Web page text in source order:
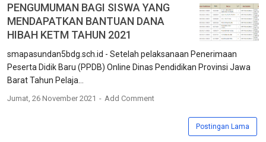
PENGUMUMAN BAGI SISWA YANG
MENDAPATKAN BANTUAN DANA
HIBAH KETM TAHUN 2021
smapasundan5bdg.sch.id - Setelah pelaksanaan Penerimaan
Peserta Didik Baru (PPDB) Online Dinas Pendidikan Provinsi Jawa
Barat Tahun Pelaja...
Jumat, 26 November 2021 Add Comment
Postingan Lama